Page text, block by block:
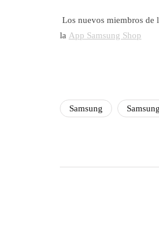
Los nuevos miembros de
la App Samsung Shop
Samsung